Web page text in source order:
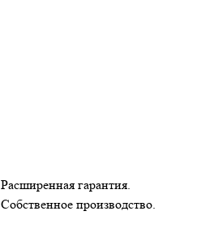
Расширенная гарантия.
Собственное производство.